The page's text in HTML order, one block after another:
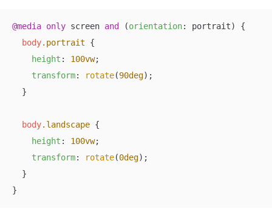
@media only screen and (orientation: portrait) {
body.portrait {
height : 100vw;
transform: rotate(90deg);
  }
body.landscape {
height : 100vw;
transform: rotate(0deg);
  }
}